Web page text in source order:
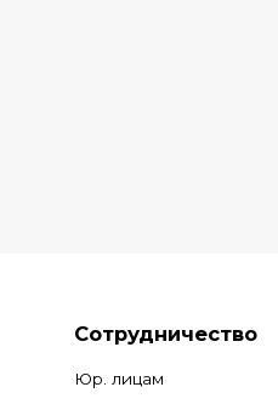
Сотрудничество
Юр. лицам